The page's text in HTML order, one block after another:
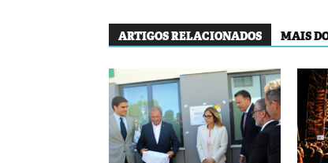
ARTIGOS RELACIONADOS MAIS